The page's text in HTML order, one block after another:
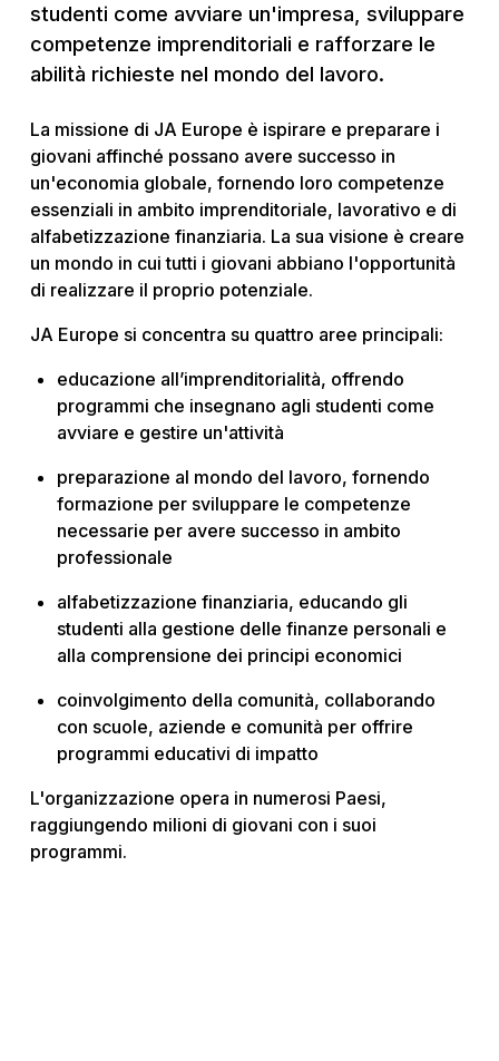
studenti come avviare un'impresa, sviluppare
competenze imprenditoriali e rafforzare le
abilità richieste nel mondo del lavoro.
La missione di JA Europe è ispirare e preparare i
giovani affinché possano avere successo in
un'economia globale, fornendo loro competenze
essenziali in ambito imprenditoriale, lavorativo e di
alfabetizzazione finanziaria. La sua visione è creare
un mondo in cui tutti i giovani abbiano l'opportunità
di realizzare il proprio potenziale.
JA Europe si concentra su quattro aree principali:
educazione all’imprenditorialità, offrendo
programmi che insegnano agli studenti come
avviare e gestire un'attività
preparazione al mondo del lavoro, fornendo
formazione per sviluppare le competenze
necessarie per avere successo in ambito
professionale
alfabetizzazione finanziaria, educando gli
studenti alla gestione delle finanze personali e
alla comprensione dei principi economici
coinvolgimento della comunità, collaborando
con scuole, aziende e comunità per offrire
programmi educativi di impatto
L'organizzazione opera in numerosi Paesi,
raggiungendo milioni di giovani con i suoi
programmi.